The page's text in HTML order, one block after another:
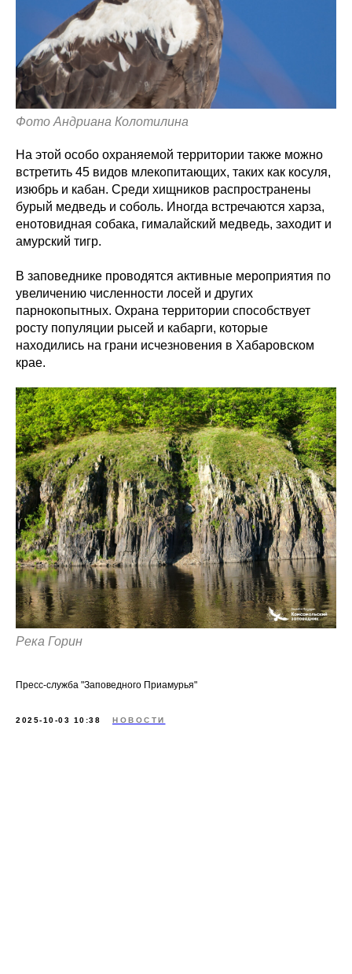
Фото Андриана Колотилина
На этой особо охраняемой территории также можно
встретить 45 видов млекопитающих, таких как косуля,
изюбрь и кабан. Среди хищников распространены
бурый медведь и соболь. Иногда встречаются харза,
енотовидная собака, гималайский медведь, заходит и
амурский тигр.
В заповеднике проводятся активные мероприятия по
увеличению численности лосей и других
парнокопытных. Охрана территории способствует
росту популяции рысей и кабарги, которые
находились на грани исчезновения в Хабаровском
крае.
Река Горин
Пресс-служба "Заповедного Приамурья"
2025-10-03 10:38 НОВОСТИ